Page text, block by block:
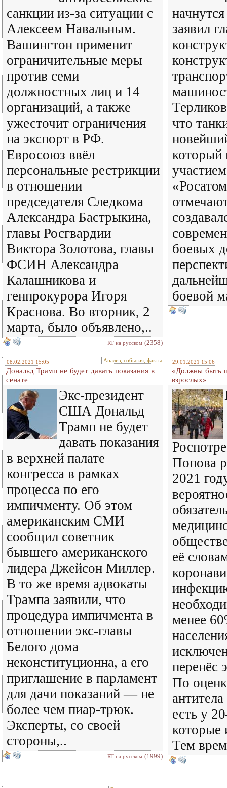
санкции из-за ситуации с
Алексеем Навальным.
Вашингтон применит
ограничительные меры
против семи
должностных лиц и 14
организаций, а также
ужесточит ограничения
на экспорт в РФ.
Евросоюз ввёл
персональные рестрикции
в отношении
председателя Следкома
Александра Бастрыкина,
главы Росгвардии
Виктора Золотова, главы
ФСИН Александра
Калашникова и
генпрокурора Игоря
Краснова. Во вторник, 2
марта, было объявлено,..
RT на русском (2358)
заявил
что
который
боевых
боевой
08.02.2021 15:05 Анализ, события, факты
Дональд Трамп не будет давать показания в
сенате
Экс-президент
США Дональд
Трамп не будет
давать показания
в верхней палате
конгресса в рамках
процесса по его
импичменту. Об этом
американским СМИ
сообщил советник
бывшего американского
лидера Джейсон Миллер.
В то же время адвокаты
Трампа заявили, что
процедура импичмента в
отношении экс-главы
Белого дома
неконституционна, а его
приглашение в парламент
для дачи показаний — не
более чем пиар-трюк.
Эксперты, со своей
стороны,..
RT на русском (1999)
29.01.2021 15:06
«Должны быть
взрослых»
Попова
2021
её
менее
перенёс
По
есть у
которые
Тем